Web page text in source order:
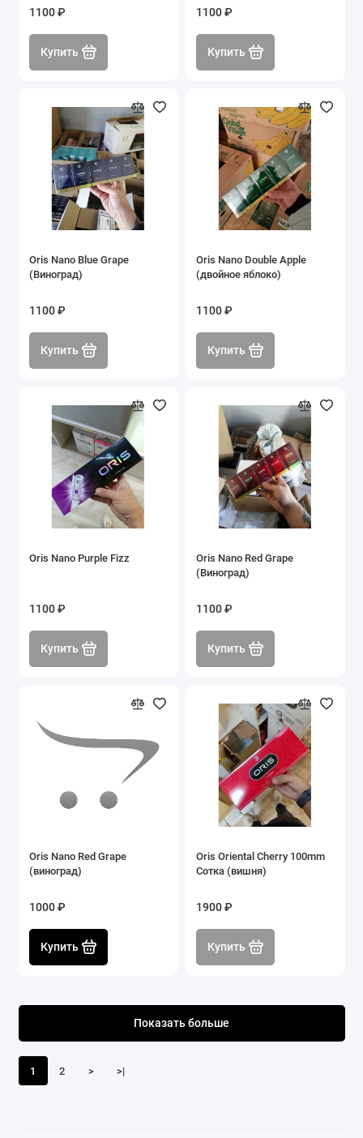
1100 ₽
Купить
1100 ₽
Купить
Oris Nano Blue Grape
(Виноград)
1100 ₽
Купить
Oris Nano Double Apple
(двойное яблоко)
1100 ₽
Купить
Oris Nano Purple Fizz
1100 ₽
Купить
Oris Nano Red Grape
(Виноград)
1100 ₽
Купить
Oris Nano Red Grape
(виноград)
1000 ₽
Купить
Oris Oriental Cherry 100mm
Сотка (вишня)
1900 ₽
Купить
1 2 > >|
Показать больше